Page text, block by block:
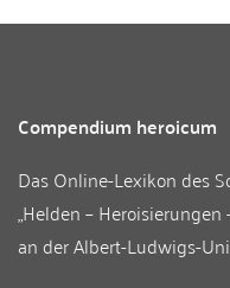
Compendium heroicum
Das Online-Lexikon des
„Helden – Heroisierungen
an derAlbert-Ludwigs-